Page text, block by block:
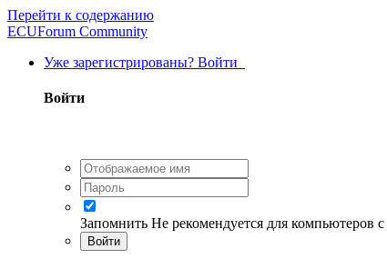
Перейти к содержанию
ECUForum Community
Уже зарегистрированы? Войти
Войти
Запомнить Не рекомендуется для компьютеров
Войти